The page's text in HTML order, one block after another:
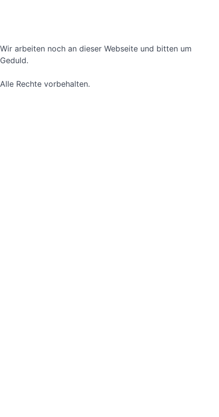
Wir arbeiten noch an dieser Webseite und bitten um
Geduld.
Alle Rechte vorbehalten.